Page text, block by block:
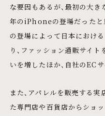
な要因もあるが、最初の大
年のiPhoneの登場だった
の登場によって日本におけ
り、ファッション通販サイ
いを増したほか、自社のEC
また、アパレルを販売する実
た専門店や百貨店からショ